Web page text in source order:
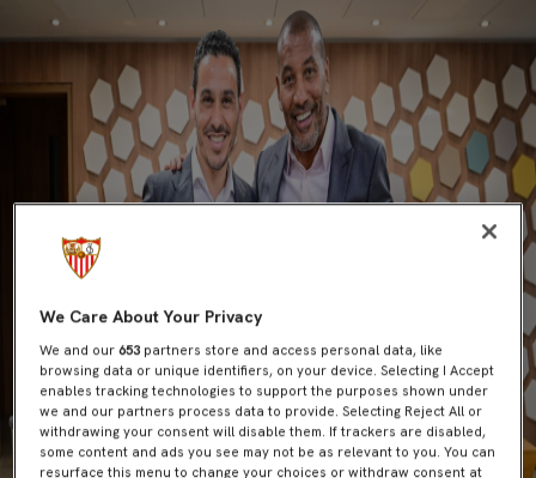
We Care About Your Privacy
We and our653 partners store and access personal data, like
browsing data or unique identifiers, on your device. Selecting I Accept
enables tracking technologies to support the purposes shown under
we and our partners process data to provide. Selecting Reject All or
withdrawing your consent will disable them. If trackers are disabled,
some content and ads you see may not be as relevant to you. You can
resurface this menu to change your choices or withdraw consent at